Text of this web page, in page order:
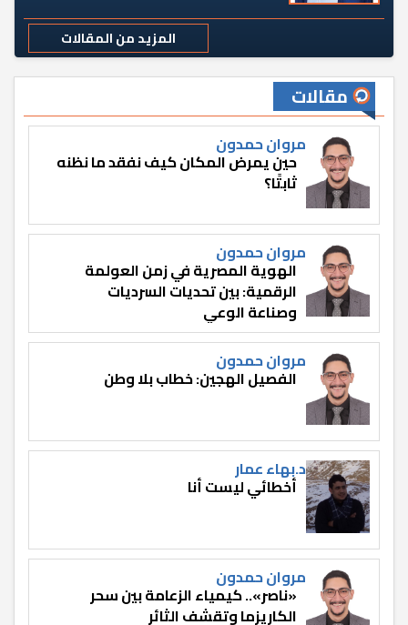
المزيد من المقالات
مقالات
مروان حمدون
حين يمرض المكان كيف نفقد ما نظنه
ثابتًا؟
مروان حمدون
الهوية المصرية في زمن العولمة
الرقمية: بين تحديات السرديات
وصناعة الوعي
مروان حمدون
الفصيل الهجين: خطاب بلا وطن
د.بهاء عمار
أخطائي ليست أنا
مروان حمدون
«ناصر».. كيمياء الزعامة بين سحر
الكاريزما وتقشف الثائر